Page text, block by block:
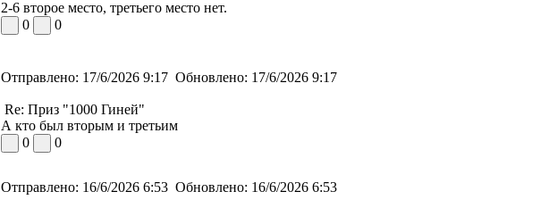
2-6 второе место, третьего место нет.
0
0
Отправлено: 17/6/2026 9:17 Обновлено: 17/6/2026 9:17
Re: Приз "1000 Гиней"
А кто был вторым и третьим
0
0
Отправлено: 16/6/2026 6:53 Обновлено: 16/6/2026 6:53